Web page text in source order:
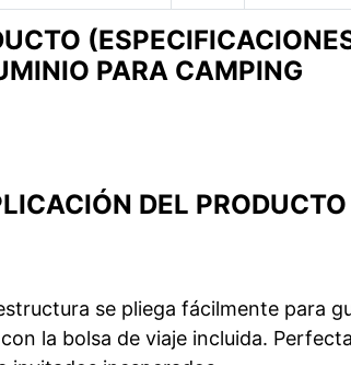
PARA CAMPING
DEL PRODUCTO
se pliega fácilmente para
la bolsa de viaje incluida.